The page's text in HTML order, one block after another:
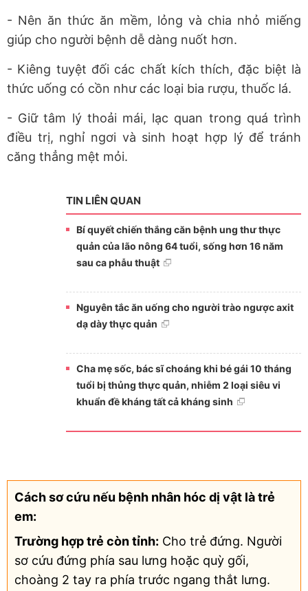
- Nên ăn thức ăn mềm, lỏng và chia nhỏ miếng
giúp cho người bệnh dễ dàng nuốt hơn.
- Kiêng tuyệt đối các chất kích thích, đặc biệt là
thức uống có cồn như các loại bia rượu, thuốc lá.
- Giữ tâm lý thoải mái, lạc quan trong quá trình
điều trị, nghỉ ngơi và sinh hoạt hợp lý để tránh
căng thẳng mệt mỏi.
TIN LIÊN QUAN
Bí quyết chiến thắng căn bệnh ung thư thực
quản của lão nông 64 tuổi, sống hơn 16 năm
sau ca phẫu thuật
Nguyên tắc ăn uống cho người trào ngược axit
dạ dày thực quản
Cha mẹ sốc, bác sĩ choáng khi bé gái 10 tháng
tuổi bị thủng thực quản, nhiễm 2 loại siêu vi
khuẩn đề kháng tất cả kháng sinh
Cách sơ cứu nếu bệnh nhân hóc dị vật là trẻ
em:
Trường hợp trẻ còn tỉnh: Cho trẻ đứng. Người
sơ cứu đứng phía sau lưng hoặc quỳ gối,
choàng 2 tay ra phía trước ngang thắt lưng.